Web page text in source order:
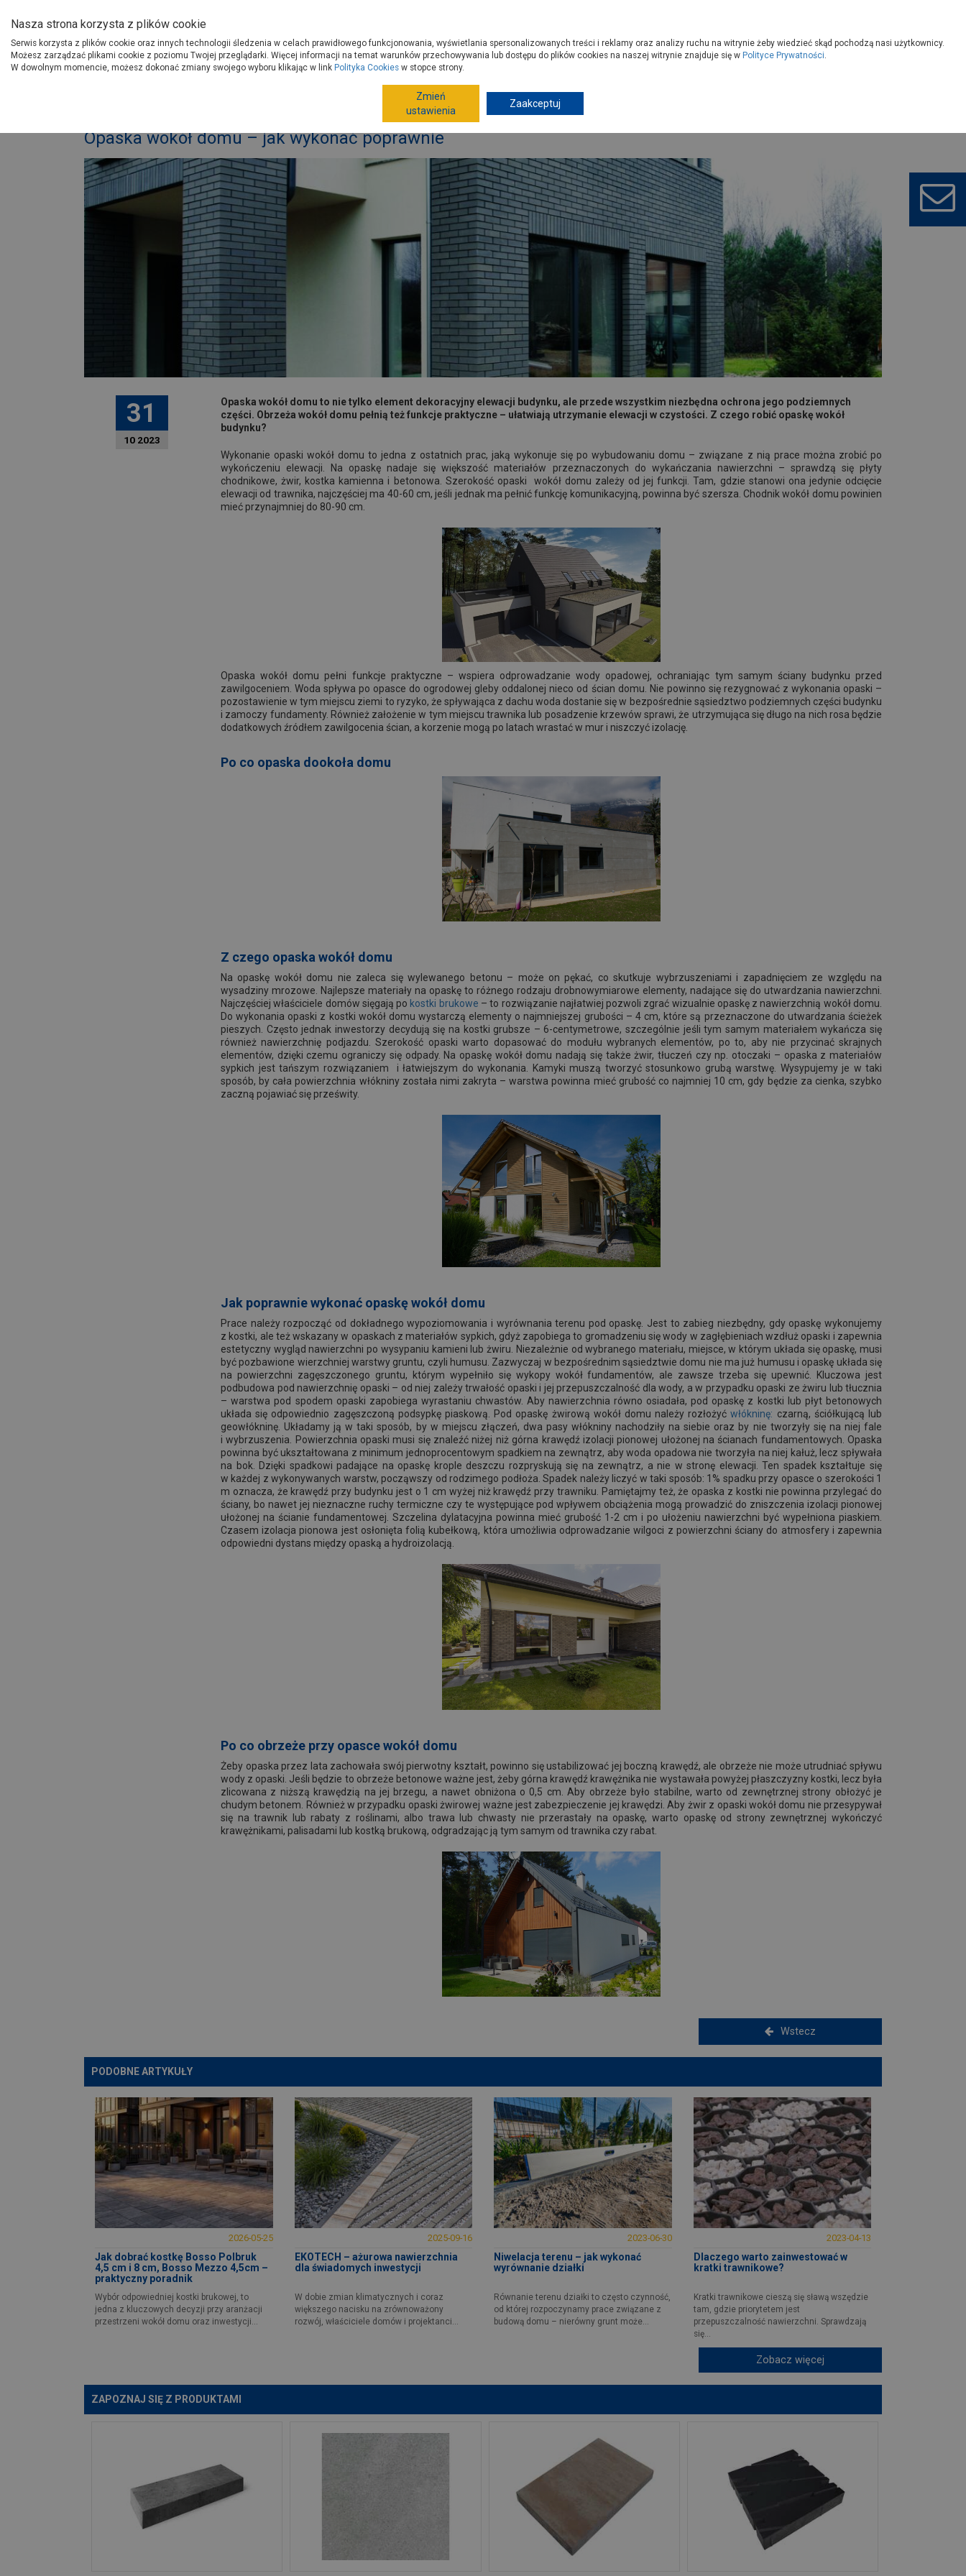
Produkty
O Grupie PSB
Gdzie kupisz Porady
Nawierzchnie Opaska wokół domu – jak wykonać poprawnie
Opaska wokół domu – jak wykonać poprawnie
31
10 2023
Opaska wokół domu to nie tylko element dekoracyjny elewacji budynku, ale przede wszystkim niezbędna ochrona jego podziemnych
części. Obrzeża wokół domu pełnią też funkcje praktyczne – ułatwiają utrzymanie elewacji w czystości. Z czego robić opaskę wokół
budynku?
Wykonanie opaski wokół domu to jedna z ostatnich prac, jaką wykonuje się po wybudowaniu domu – związane z nią prace można zrobić po
wykończeniu elewacji. Na opaskę nadaje się większość materiałów przeznaczonych do wykańczania nawierzchni – sprawdzą się płyty
chodnikowe, żwir, kostka kamienna i betonowa. Szerokość opaski wokół domu zależy od jej funkcji. Tam, gdzie stanowi ona jedynie odcięcie
elewacji od trawnika, najczęściej ma 40-60 cm, jeśli jednak ma pełnić funkcję komunikacyjną, powinna być szersza. Chodnik wokół domu powinien
mieć przynajmniej do 80-90 cm.
Opaska wokół domu pełni funkcje praktyczne – wspiera odprowadzanie wody opadowej, ochraniając tym samym ściany budynku przed
zawilgoceniem. Woda spływa po opasce do ogrodowej gleby oddalonej nieco od ścian domu. Nie powinno się rezygnować z wykonania opaski –
pozostawienie w tym miejscu ziemi to ryzyko, że spływająca z dachu woda dostanie się w bezpośrednie sąsiedztwo podziemnych części budynku
i zamoczy fundamenty. Również założenie w tym miejscu trawnika lub posadzenie krzewów sprawi, że utrzymująca się długo na nich rosa będzie
dodatkowych źródłem zawilgocenia ścian, a korzenie mogą po latach wrastać w mur i niszczyć izolację.
Po co opaska dookoła domu
Z czego opaska wokół domu
Na opaskę wokół domu nie zaleca się wylewanego betonu – może on pękać, co skutkuje wybrzuszeniami i zapadnięciem ze względu na
wysadziny mrozowe. Najlepsze materiały na opaskę to różnego rodzaju drobnowymiarowe elementy, nadające się do utwardzania nawierzchni.
Najczęściej właściciele domów sięgają po kostki brukowe – to rozwiązanie najłatwiej pozwoli zgrać wizualnie opaskę z nawierzchnią wokół domu.
Do wykonania opaski z kostki wokół domu wystarczą elementy o najmniejszej grubości – 4 cm, które są przeznaczone do utwardzania ścieżek
pieszych. Często jednak inwestorzy decydują się na kostki grubsze – 6-centymetrowe, szczególnie jeśli tym samym materiałem wykańcza się
również nawierzchnię podjazdu. Szerokość opaski warto dopasować do modułu wybranych elementów, po to, aby nie przycinać skrajnych
elementów, dzięki czemu ograniczy się odpady. Na opaskę wokół domu nadają się także żwir, tłuczeń czy np. otoczaki – opaska z materiałów
sypkich jest tańszym rozwiązaniem i łatwiejszym do wykonania. Kamyki muszą tworzyć stosunkowo grubą warstwę. Wysypujemy je w taki
sposób, by cała powierzchnia włókniny została nimi zakryta – warstwa powinna mieć grubość co najmniej 10 cm, gdy będzie za cienka, szybko
zaczną pojawiać się prześwity.
Jak poprawnie wykonać opaskę wokół domu
Prace należy rozpocząć od dokładnego wypoziomowania i wyrównania terenu pod opaskę. Jest to zabieg niezbędny, gdy opaskę wykonujemy
z kostki, ale też wskazany w opaskach z materiałów sypkich, gdyż zapobiega to gromadzeniu się wody w zagłębieniach wzdłuż opaski i zapewnia
estetyczny wygląd nawierzchni po wysypaniu kamieni lub żwiru. Niezależnie od wybranego materiału, miejsce, w którym układa się opaskę, musi
być pozbawione wierzchniej warstwy gruntu, czyli humusu. Zazwyczaj w bezpośrednim sąsiedztwie domu nie ma już humusu i opaskę układa się
na powierzchni zagęszczonego gruntu, którym wypełniło się wykopy wokół fundamentów, ale zawsze trzeba się upewnić. Kluczowa jest
podbudowa pod nawierzchnię opaski – od niej zależy trwałość opaski i jej przepuszczalność dla wody, a w przypadku opaski ze żwiru lub tłucznia
– warstwa pod spodem opaski zapobiega wyrastaniu chwastów. Aby nawierzchnia równo osiadała, pod opaskę z kostki lub płyt betonowych
układa się odpowiednio zagęszczoną podsypkę piaskową. Pod opaskę żwirową wokół domu należy rozłożyćwłókninę: czarną, ściółkującą lub
geowłókninę. Układamy ją w taki sposób, by w miejscu złączeń, dwa pasy włókniny nachodziły na siebie oraz by nie tworzyły się na niej fale
i wybrzuszenia. Powierzchnia opaski musi się znaleźć niżej niż górna krawędź izolacji pionowej ułożonej na ścianach fundamentowych. Opaska
powinna być ukształtowana z minimum jednoprocentowym spadkiem na zewnątrz, aby woda opadowa nie tworzyła na niej kałuż, lecz spływała
na bok. Dzięki spadkowi padające na opaskę krople deszczu rozpryskują się na zewnątrz, a nie w stronę elewacji. Ten spadek kształtuje się
w każdej z wykonywanych warstw, począwszy od rodzimego podłoża. Spadek należy liczyć w taki sposób: 1% spadku przy opasce o szerokości 1
m oznacza, że krawędź przy budynku jest o 1 cm wyżej niż krawędź przy trawniku. Pamiętajmy też, że opaska z kostki nie powinna przylegać do
ściany, bo nawet jej nieznaczne ruchy termiczne czy te występujące pod wpływem obciążenia mogą prowadzić do zniszczenia izolacji pionowej
ułożonej na ścianie fundamentowej. Szczelina dylatacyjna powinna mieć grubość 1-2 cm i po ułożeniu nawierzchni być wypełniona piaskiem.
Czasem izolacja pionowa jest osłonięta folią kubełkową, która umożliwia odprowadzanie wilgoci z powierzchni ściany do atmosfery i zapewnia
odpowiedni dystans między opaską a hydroizolacją.
Po co obrzeże przy opasce wokół domu
Żeby opaska przez lata zachowała swój pierwotny kształt, powinno się ustabilizować jej boczną krawędź, ale obrzeże nie może utrudniać spływu
wody z opaski. Jeśli będzie to obrzeże betonowe ważne jest, żeby górna krawędź krawężnika nie wystawała powyżej płaszczyzny kostki, lecz była
zlicowana z niższą krawędzią na jej brzegu, a nawet obniżona o 0,5 cm. Aby obrzeże było stabilne, warto od zewnętrznej strony obłożyć je
chudym betonem. Również w przypadku opaski żwirowej ważne jest zabezpieczenie jej krawędzi. Aby żwir z opaski wokół domu nie przesypywał
się na trawnik lub rabaty z roślinami, albo trawa lub chwasty nie przerastały na opaskę, warto opaskę od strony zewnętrznej wykończyć
krawężnikami, palisadami lub kostką brukową, odgradzając ją tym samym od trawnika czy rabat.
Wstecz
PODOBNE ARTYKUŁY
2026-05-25
Jak dobrać kostkę Bosso Polbruk
4,5 cm i 8 cm, Bosso Mezzo 4,5cm –
praktyczny poradnik
Wybór odpowiedniej kostki brukowej, to
jedna z kluczowych decyzji przy aranżacji
przestrzeni wokół domu oraz inwestycji...
2025-09-16
EKOTECH – ażurowa nawierzchnia
dla świadomych inwestycji
W dobie zmian klimatycznych i coraz
większego nacisku na zrównoważony
rozwój, właściciele domów i projektanci...
2023-06-30
Niwelacja terenu – jak wykonać
wyrównanie działki
Równanie terenu działki to często czynność,
od której rozpoczynamy prace związane z
budową domu – nierówny grunt może...
2023-04-13
Dlaczego warto zainwestować w
kratki trawnikowe?
Kratki trawnikowe cieszą się sławą wszędzie
tam, gdzie priorytetem jest
przepuszczalność nawierzchni. Sprawdzają
się...
Zobacz więcej
ZAPOZNAJ SIĘ Z PRODUKTAMI
Nasza strona korzysta z plików cookie
Serwis korzysta z plików cookie oraz innych technologii śledzenia w celach prawidłowego funkcjonowania, wyświetlania spersonalizowanych treści i reklamy oraz analizy ruchu na witrynie żeby wiedzieć skąd pochodzą nasi użytkownicy.
Możesz zarządzać plikami cookie z poziomu Twojej przeglądarki. Więcej informacji na temat warunków przechowywania lub dostępu do plików cookies na naszej witrynie znajduje się w Polityce Prywatności.
W dowolnym momencie, możesz dokonać zmiany swojego wyboru klikając w link Polityka Cookies w stopce strony.
Zmień
ustawienia
Zaakceptuj